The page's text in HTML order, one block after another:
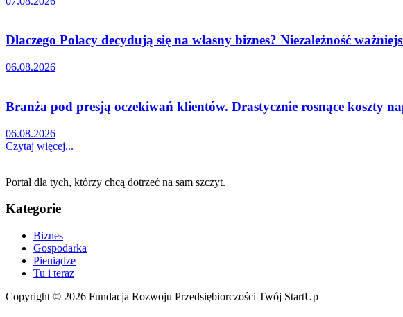
Dlaczego Polacy decydują się na własny biznes? Niezależność
06.08.2026
Branża pod presją oczekiwań klientów. Drastycznie rosnące koszty
06.08.2026
Czytaj więcej...
Portal dla tych, którzy chcą dotrzeć na sam szczyt.
Kategorie
Biznes
Gospodarka
Pieniądze
Tu i teraz
Copyright © 2026 Fundacja Rozwoju Przedsiębiorczości Twój StartUp